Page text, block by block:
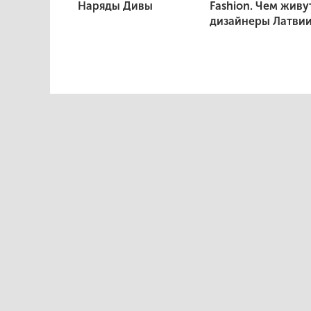
Наряды Дивы
Fashion. Чем
дизайнеры